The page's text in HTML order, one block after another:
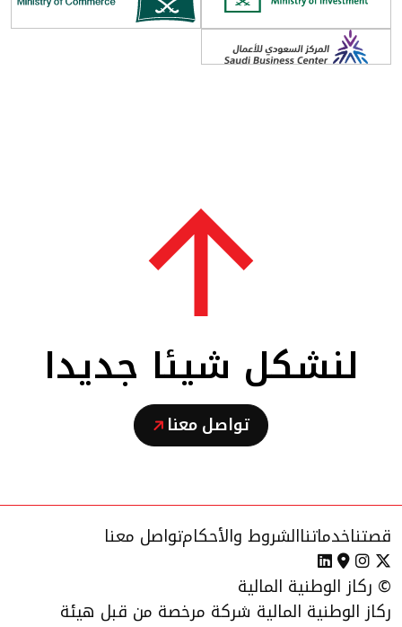
لنشكل شيئا جديدا
تواصل معنا
© ركاز الوطنية المالية
ركاز الوطنية المالية شركة مرخصة من قبل هيئة
قصتناخدماتناالشروط والأحكامتواصل معنا